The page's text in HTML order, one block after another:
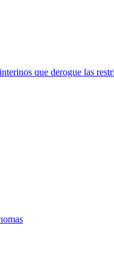
que derogue las